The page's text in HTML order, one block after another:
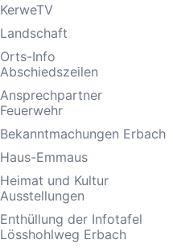
KerweTV
Landschaft
Orts-Info
Abschiedszeilen
Ansprechpartner
Feuerwehr
Bekanntmachungen Erbach
Haus-Emmaus
Heimat und Kultur
Ausstellungen
Enthüllung der Infotafel
Lösshohlweg Erbach